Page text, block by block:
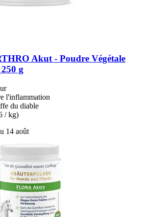
Akut -​ Poudre Végétale
g
l'inflammation
du diable
/ kg)
14 août